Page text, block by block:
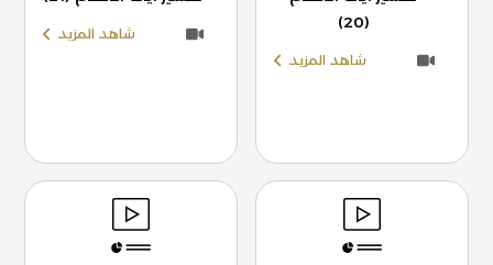
(20)
شاهد المزيد
شاهد المزيد